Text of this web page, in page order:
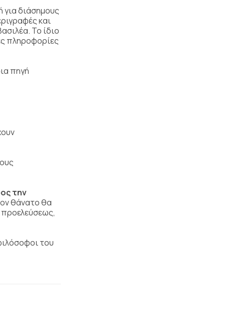
διάσημους
και
Το ίδιο
πληροφορίες
πηγή
την
θάνατο θα
του